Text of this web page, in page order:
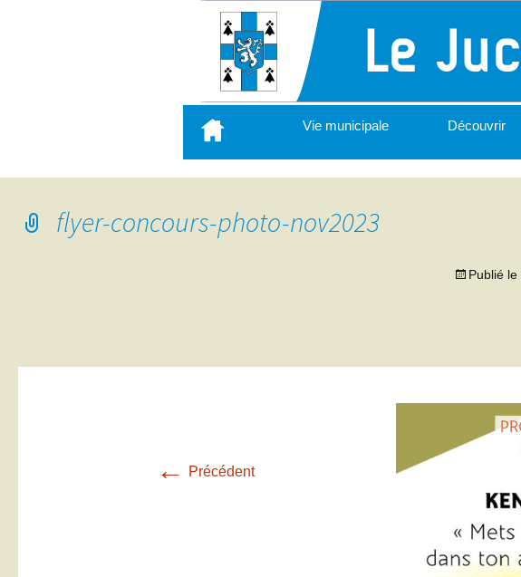
contenu
principal
Vie municipale Découvrir
flyer-concours-photo-nov2023
Publié le
← Précédent